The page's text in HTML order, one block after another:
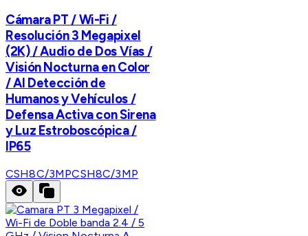
Cámara PT / Wi-Fi /
Resolución 3 Megapixel
(2K) / Audio de Dos Vías /
Visión Nocturna en Color
/ AI Detección de
Humanos y Vehículos /
Defensa Activa con Sirena
y Luz Estroboscópica /
IP65
CSH8C/3MPCSH8C/3MP